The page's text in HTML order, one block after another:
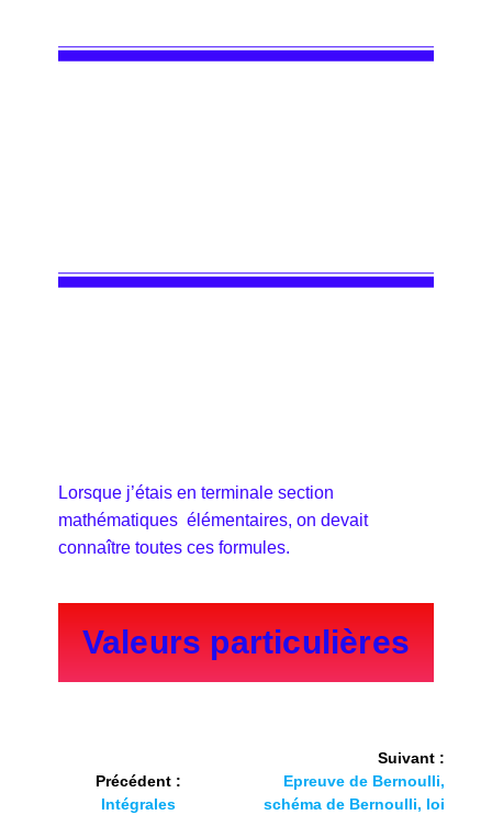
Lorsque j’étais en terminale section
mathématiques élémentaires, on devait
connaître toutes ces formules.
Valeurs particulières
Précédent :
Intégrales
Suivant :
Epreuve de Bernoulli,
schéma de Bernoulli, loi